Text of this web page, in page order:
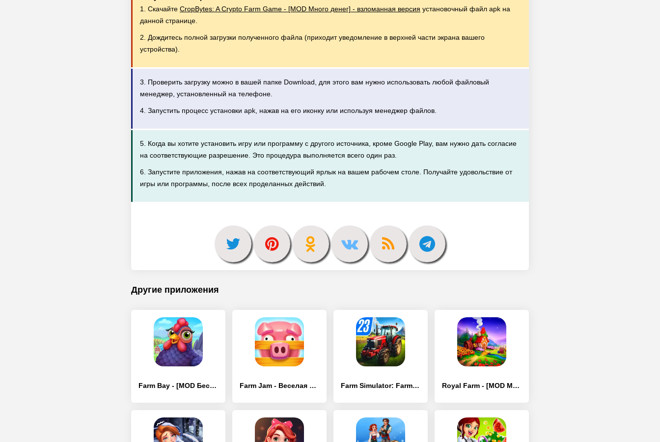
1. Скачайте CropBytes: A Crypto Farm Game - [MOD Много денег] - взломанная версия установочный файл apk на
данной странице.
2. Дождитесь полной загрузки полученного файла (приходит уведомление в верхней части экрана вашего
устройства).
3. Проверить загрузку можно в вашей папке Download, для этого вам нужно использовать любой файловый
менеджер, установленный на телефоне.
4. Запустить процесс установки apk, нажав на его иконку или используя менеджер файлов.
5. Когда вы хотите установить игру или программу с другого источника, кроме Google Play, вам нужно дать согласие
на соответствующие разрешение. Это процедура выполняется всего один раз.
6. Запустите приложения, нажав на соответствующий ярлык на вашем рабочем столе. Получайте удовольствие от
игры или программы, после всех проделанных действий.
Другие приложения
Farm Bay - [MOD Бесконечные деньги] Farm Jam - Веселая ферма - [MOD Много денег] Farm Simulator: Farming Sim 23 - [MOD Бесконечные монеты] Royal Farm - [MOD Много денег]